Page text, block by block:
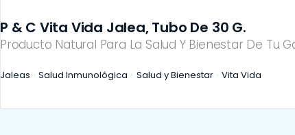
Producto Natural Para La Salud Y Bienestar De Tu
P & C Vita Vida Jalea, Tubo De 30 G.
Jaleas Salud Inmunológica Salud y Bienestar Vita Vida